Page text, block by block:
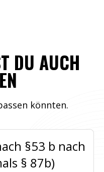
DU AUCH
könnten.
§53 b nach
§ 87b)